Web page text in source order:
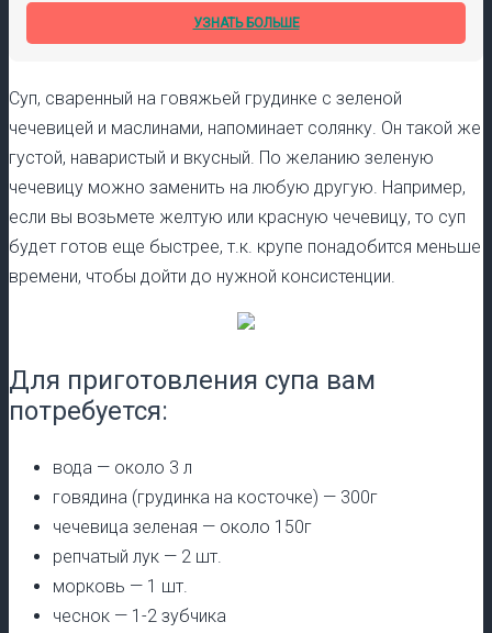
УЗНАТЬ БОЛЬШЕ
Суп, сваренный на говяжьей грудинке с зеленой
чечевицей и маслинами, напоминает солянку. Он такой же
густой, наваристый и вкусный. По желанию зеленую
чечевицу можно заменить на любую другую. Например,
если вы возьмете желтую или красную чечевицу, то суп
будет готов еще быстрее, т.к. крупе понадобится меньше
времени, чтобы дойти до нужной консистенции.
Для приготовления супа вам
потребуется:
вода — около 3 л
говядина (грудинка на косточке) — 300г
чечевица зеленая — около 150г
репчатый лук — 2 шт.
морковь — 1 шт.
чеснок — 1-2 зубчика